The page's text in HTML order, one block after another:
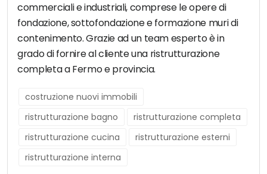
commerciali e industriali, comprese le opere di
fondazione, sottofondazione e formazione muri di
contenimento. Grazie ad un team esperto è in
grado di fornire al cliente una ristrutturazione
completa a Fermo e provincia.
costruzione nuovi immobili
ristrutturazione bagno
ristrutturazione completa
ristrutturazione cucina
ristrutturazione esterni
ristrutturazione interna